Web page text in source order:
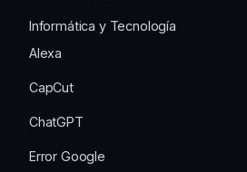
Informática y Tecnología
Alexa
CapCut
ChatGPT
Error Google